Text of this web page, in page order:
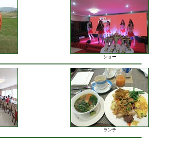
ショー
ランチ